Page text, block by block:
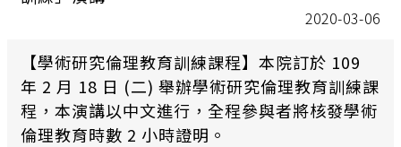
2020-03-06
【學術研究倫理教育訓練課程】本院訂於 109
年 2 月 18 日 (二) 舉辦學術研究倫理教育訓練課
程，本演講以中文進行，全程參與者將核發學術
倫理教育時數 2 小時證明。